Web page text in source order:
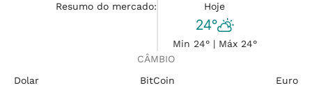
Resumo do mercado:
Hoje
24°
Min 24° | Máx 24°
CÂMBIO
Dolar
BitCoin Euro